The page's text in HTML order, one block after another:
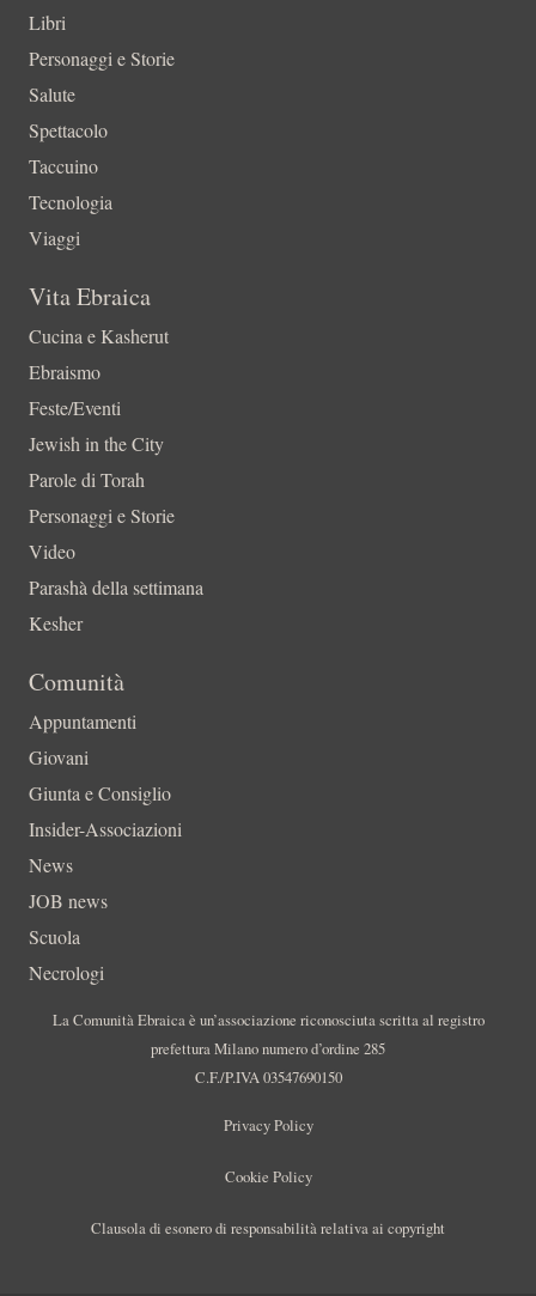
Libri
Personaggi e Storie
Salute
Spettacolo
Taccuino
Tecnologia
Viaggi
Vita Ebraica
Cucina e Kasherut
Ebraismo
Feste/Eventi
Jewish in the City
Parole di Torah
Personaggi e Storie
Video
Parashà della settimana
Kesher
Comunità
Appuntamenti
Giovani
Giunta e Consiglio
Insider-Associazioni
News
JOB news
Scuola
Necrologi
La Comunità Ebraica è un’associazione riconosciuta scritta al registro
prefettura Milano numero d’ordine 285
C.F./P.IVA 03547690150
Privacy Policy
Cookie Policy
Clausola di esonero di responsabilità relativa ai copyright